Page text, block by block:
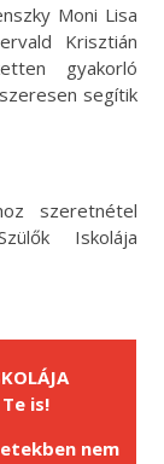
Moni Lisa
Krisztián
gyakorló
segítik
szeretnétel
Iskolája
is!
nem